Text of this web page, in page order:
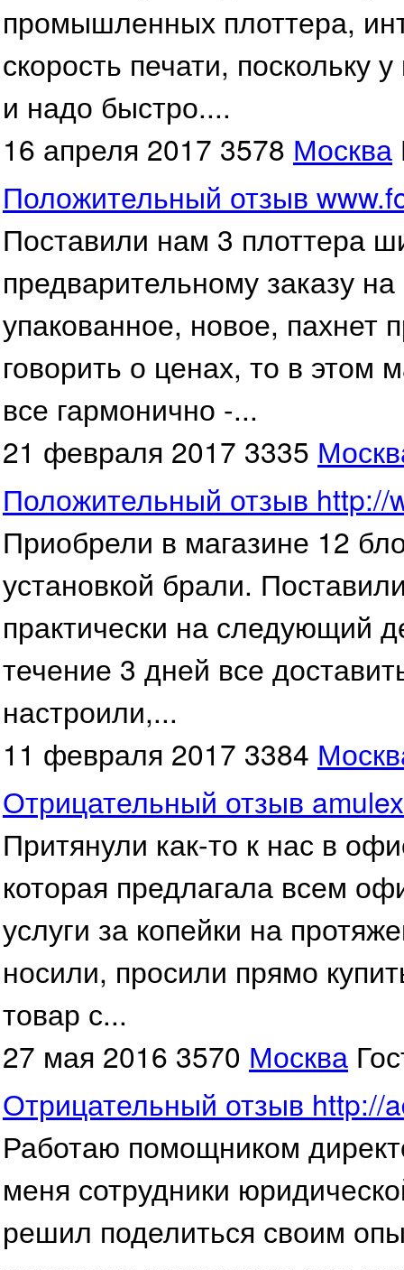
промышленных плоттера,
скорость печати, поскольку
и надо быстро....
16 апреля 2017 3578 Москва
Положительный отзыв
Поставили нам 3 плоттера
предварительному заказу
упакованное, новое, пахнет
говорить о ценах, то в этом
все гармонично -...
21 февраля 2017 3335
Положительный отзыв http://
Приобрели в магазине 12
установкой брали.
практически на следующий
течение 3 дней все
настроили,...
11 февраля 2017 3384
Отрицательный отзыв
Притянули как-то к нас в
которая предлагала всем
услуги за копейки на
носили, просили прямо
товар с...
27 мая 2016 3570 Москва
Отрицательный отзыв http://
Работаю помощником
меня сотрудники
решил поделиться своим